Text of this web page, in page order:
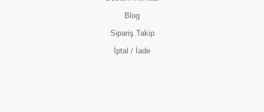
Blog
Sipariş Takip
İptal / İade